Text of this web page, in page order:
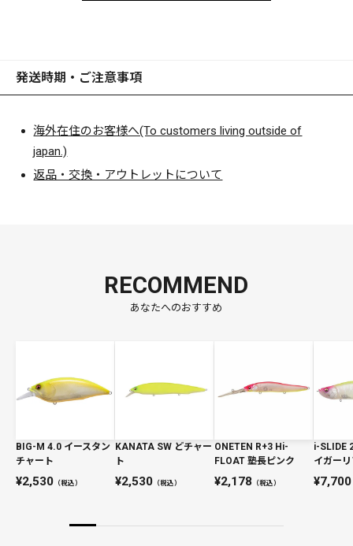
発送時期・ご注意事項
海外在住のお客様へ(To customers living outside of
japan.)
返品・交換・アウトレットについて
RECOMMEND
あなたへのおすすめ
BIG-M 4.0 イースタン
チャート
2,530 （税込）
KANATA SW どチャー
ト
2,530（税込）
ONETEN R+3 Hi-
FLOAT 塾長ピンク
2,178 （税込）
i-SLIDE
イガー
7,700